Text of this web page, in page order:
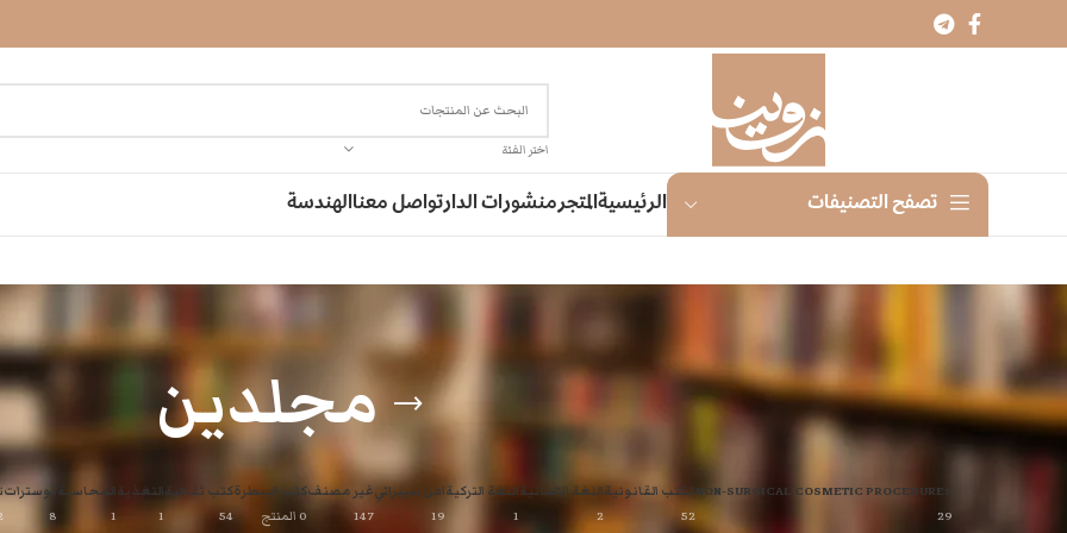
اختر الفئة
تصفح التصنيفات الرئيسيةالمتجرمنشورات الدارتواصل معناالهندسة
مجلدين
NON-SURGICAL COSMETIC PROCEDURES
29
الكتب القانونية
52
اللغة الالمانية
2
اللغة التركية
1
امن سيبراني
19
غير مصنف
147
كتب البيطرة
0 المنتج
كتب ثقافية
54
التغذية
1
المحاسبة
1
بوسترات
8